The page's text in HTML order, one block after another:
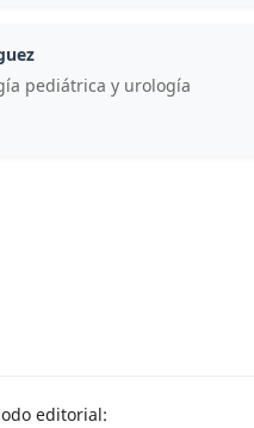
pediátrica y urología
editorial: